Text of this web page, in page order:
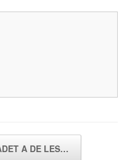
A DE LES…